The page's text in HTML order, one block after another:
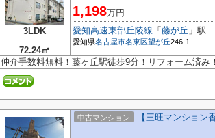
3LDK
72.24㎡
1,198万円
愛知高速東部丘陵線 「 藤が丘 」駅
愛知県名古屋市名東区望が丘246-1
仲介手数料無料！藤ヶ丘駅徒歩9分！リフォーム済み！
中古マンション 【三旺マンション